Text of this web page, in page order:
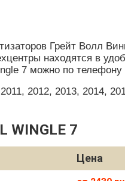
Грейт Волл
находятся в
7 можно по
2012, 2013, 2014,
7
Цена